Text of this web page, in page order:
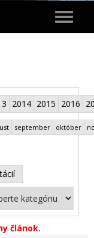
Toggle
2014 2015 2016
september október
článok.